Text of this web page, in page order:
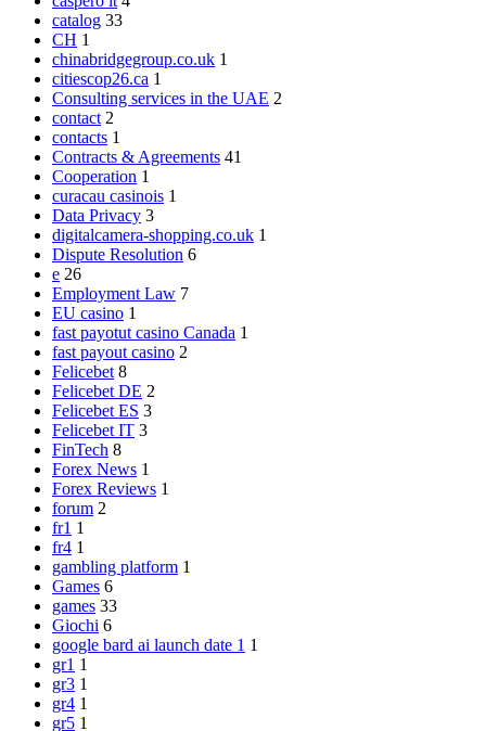
catalog 33
CH 1
chinabridgegroup.co.uk 1
citiescop26.ca 1
Consulting services in the UAE 2
contact 2
contacts 1
Contracts & Agreements 41
Cooperation 1
curacau casinois 1
Data Privacy 3
digitalcamera-shopping.co.uk 1
Dispute Resolution 6
e 26
Employment Law 7
EU casino 1
fast payotut casino Canada 1
fast payout casino 2
Felicebet 8
Felicebet DE 2
Felicebet ES 3
Felicebet IT 3
FinTech 8
Forex News 1
Forex Reviews 1
forum 2
fr1 1
fr4 1
gambling platform 1
Games 6
games 33
Giochi 6
google bard ai launch date 1 1
gr1 1
gr3 1
gr4 1
gr5 1